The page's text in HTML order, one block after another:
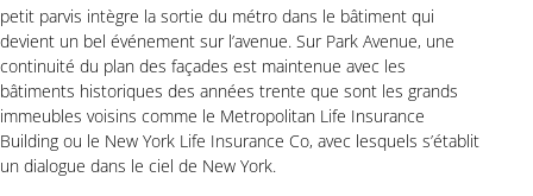
petit parvis intègre la sortie du métro dans le bâtiment qui
devient un bel événement sur l’avenue. Sur Park Avenue, une
continuité du plan des façades est maintenue avec les
bâtiments historiques des années trente que sont les grands
immeubles voisins comme le Metropolitan Life Insurance
Building ou le New York Life Insurance Co, avec lesquels s’établit
un dialogue dans le ciel de New York.